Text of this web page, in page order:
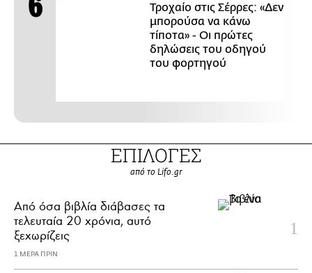
Τροχαίο στις Σέρρες: «Δεν
μπορούσα να κάνω
τίποτα» - Οι πρώτες
δηλώσεις του οδηγού
του φορτηγού
ΕΠΙΛΟΓΕΣ
από το Lifo.gr
Από όσα βιβλία διάβασες τα
τελευταία 20 χρόνια, αυτό
ξεχωρίζεις
1 ΜΕΡΑ ΠΡΙΝ